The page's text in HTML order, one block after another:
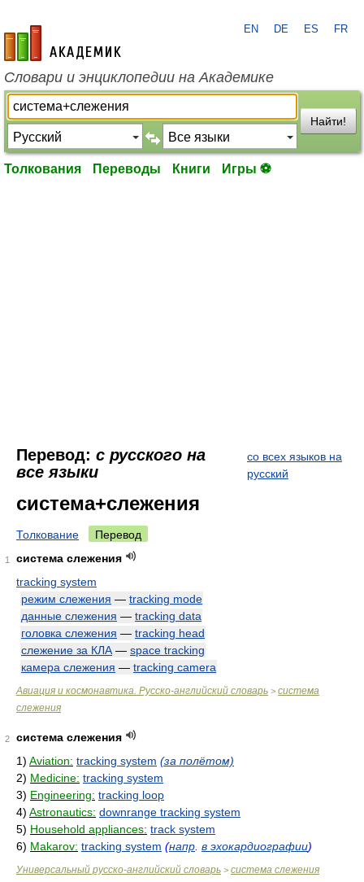
academic.ru
EN DE ES FR
Словари и энциклопедии на Академике
Найти!
Толкования Переводы Книги Игры ⚽
Перевод: с русского на
все языки
со всех языков на
русский
система+слежения
Толкование Перевод
1
система слежения
tracking system
режим слежения — tracking mode
данные слежения — tracking data
головка слежения — tracking head
слежение за КЛА — space tracking
камера слежения — tracking camera
Авиация и космонавтика. Русско-английский словарь > система
слежения
2
система слежения
1) Aviation: tracking system (за полётом)
2) Medicine: tracking system
3) Engineering: tracking loop
4) Astronautics: downrange tracking system
5) Household appliances: track system
6) Makarov: tracking system (напр в эхокардиографии)
Универсальный русско-английский словарь > система слежения